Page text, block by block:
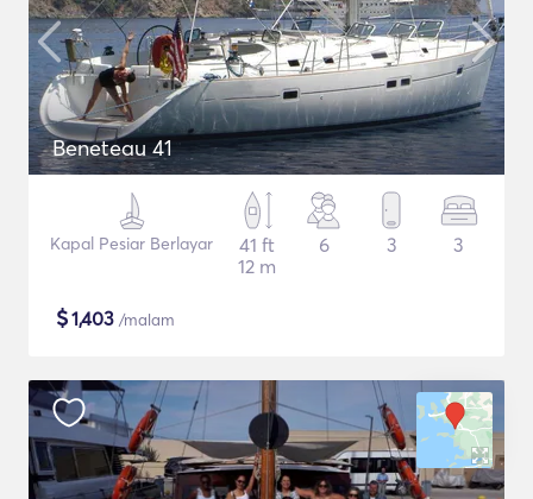
Beneteau 41
Kapal Pesiar Berlayar
41 ft
12 m
6 3 3
$1,403 /malam